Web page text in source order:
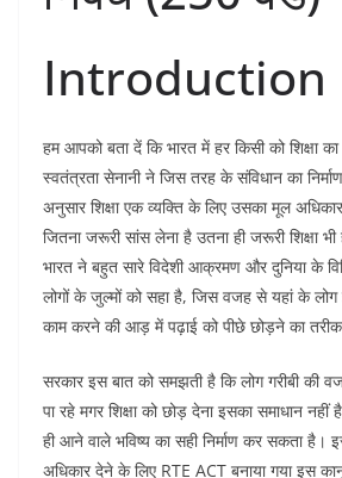
Introduction
हम आपको बता दें कि भारत में हर किसी को शिक्षा
स्वतंत्रता सेनानी ने जिस तरह के संविधान का
अनुसार शिक्षा एक व्यक्ति के लिए उसका मूल
जितना जरूरी सांस लेना है उतना ही जरूरी शिक्षा
भारत ने बहुत सारे विदेशी आक्रमण और दुनिया के
लोगों के जुल्मों को सहा है, जिस वजह से यहां के लोग
काम करने की आड़ में पढ़ाई को पीछे छोड़ने का
सरकार इस बात को समझती है कि लोग गरीबी की
पा रहे मगर शिक्षा को छोड़ देना इसका समाधान नहीं
ही आने वाले भविष्य का सही निर्माण कर सकता है।
अधिकार देने के लिए RTE ACT बनाया गया इस